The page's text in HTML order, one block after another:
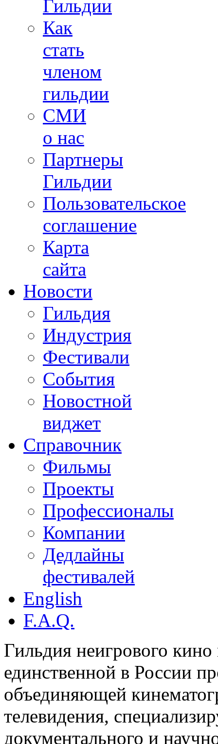
Гильдии
Как
стать
членом
гильдии
СМИ
о нас
Партнеры
Гильдии
Пользовательское
соглашение
Карта
сайта
Новости
Гильдия
Индустрия
Фестивали
События
Новостной
виджет
Справочник
Фильмы
Проекты
Профессионалы
Компании
Дедлайны
фестивалей
English
F.A.Q.
Гильдия неигрового кино
единственной в России
объединяющей
телевидения,
документального и